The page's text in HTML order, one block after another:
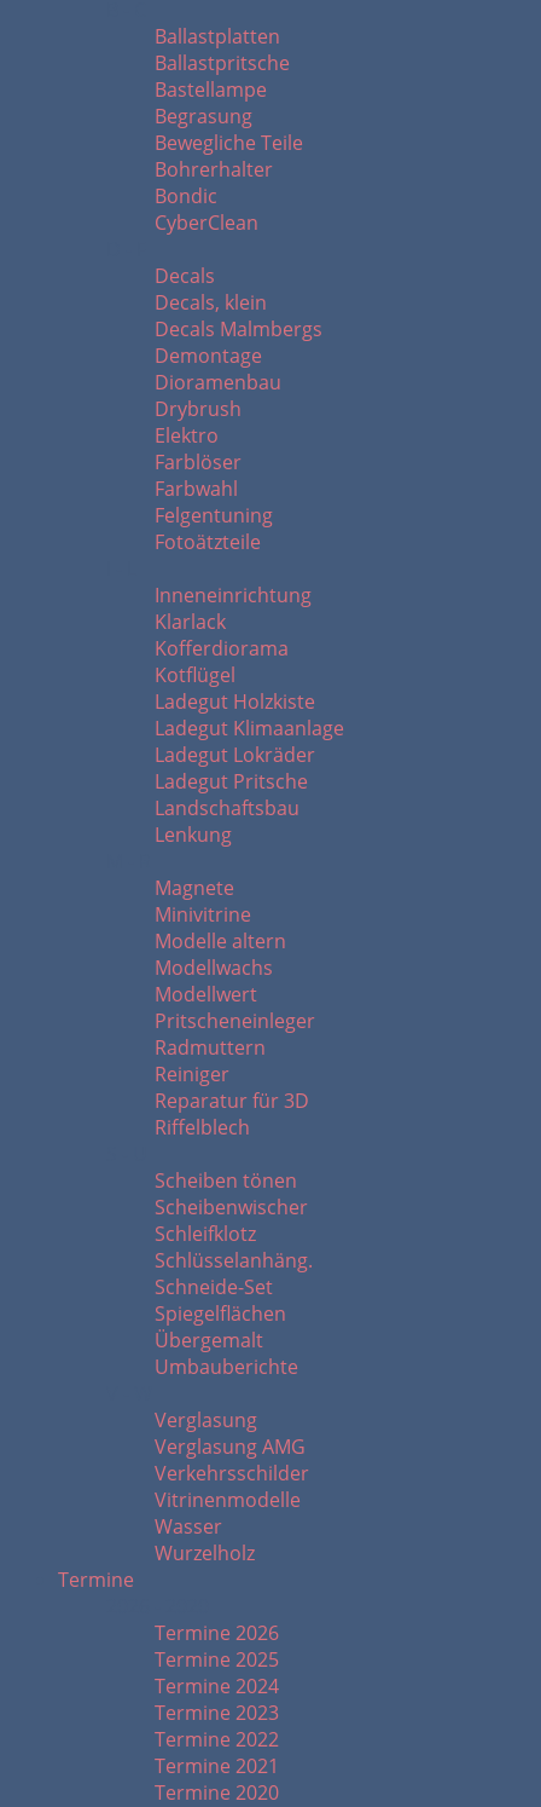
Ballastplatten
Ballastpritsche
Bastellampe
Begrasung
Bewegliche Teile
Bohrerhalter
Bondic
CyberClean
Decals
Decals, klein
Decals Malmbergs
Demontage
Dioramenbau
Drybrush
Elektro
Farblöser
Farbwahl
Felgentuning
Fotoätzteile
Inneneinrichtung
Klarlack
Kofferdiorama
Kotflügel
Ladegut Holzkiste
Ladegut Klimaanlage
Ladegut Lokräder
Ladegut Pritsche
Landschaftsbau
Lenkung
Magnete
Minivitrine
Modelle altern
Modellwachs
Modellwert
Pritscheneinleger
Radmuttern
Reiniger
Reparatur für 3D
Riffelblech
Scheiben tönen
Scheibenwischer
Schleifklotz
Schlüsselanhäng.
Schneide-Set
Spiegelflächen
Übergemalt
Umbauberichte
Verglasung
Verglasung AMG
Verkehrsschilder
Vitrinenmodelle
Wasser
Wurzelholz
Termine
Termine 2026
Termine 2025
Termine 2024
Termine 2023
Termine 2022
Termine 2021
Termine 2020